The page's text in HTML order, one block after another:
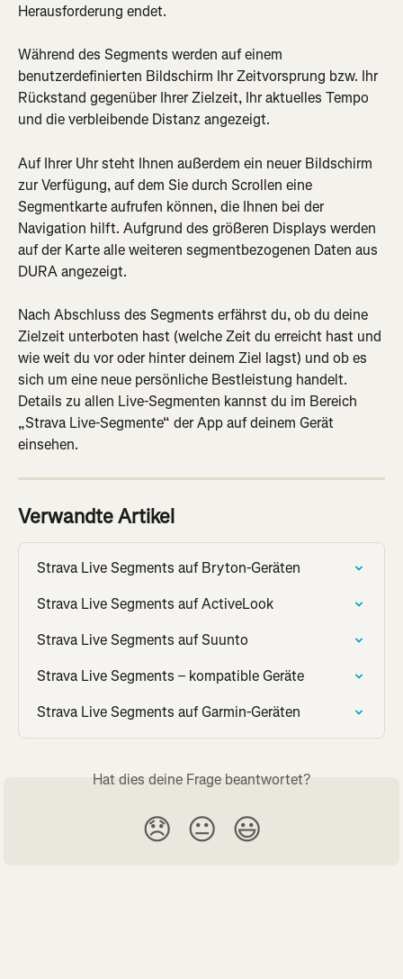
Herausforderung endet.
Während des Segments werden auf einem
benutzerdefinierten Bildschirm Ihr Zeitvorsprung bzw. Ihr
Rückstand gegenüber Ihrer Zielzeit, Ihr aktuelles Tempo
und die verbleibende Distanz angezeigt.
Auf Ihrer Uhr steht Ihnen außerdem ein neuer Bildschirm
zur Verfügung, auf dem Sie durch Scrollen eine
Segmentkarte aufrufen können, die Ihnen bei der
Navigation hilft. Aufgrund des größeren Displays werden
auf der Karte alle weiteren segmentbezogenen Daten aus
DURA angezeigt.
Nach Abschluss des Segments erfährst du, ob du deine
Zielzeit unterboten hast (welche Zeit du erreicht hast und
wie weit du vor oder hinter deinem Ziel lagst) und ob es
sich um eine neue persönliche Bestleistung handelt.
Details zu allen Live-Segmenten kannst du im Bereich
„Strava Live-Segmente“ der App auf deinem Gerät
einsehen.
Verwandte Artikel
Strava Live Segments auf Bryton-Geräten
Strava Live Segments auf ActiveLook
Strava Live Segments auf Suunto
Strava Live Segments – kompatible Geräte
Strava Live Segments auf Garmin-Geräten
Hat dies deine Frage beantwortet?
😞 😐 😃